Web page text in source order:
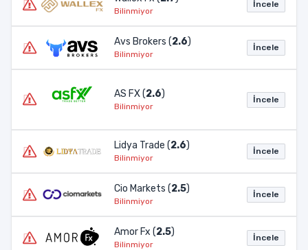
Bilinmiyor
İncele
Avs Brokers (2.6)
Bilinmiyor
İncele
AS FX (2.6)
Bilinmiyor
İncele
Lidya Trade (2.6)
Bilinmiyor
İncele
Cio Markets (2.5)
Bilinmiyor
İncele
Amor Fx (2.5)
Bilinmiyor
İncele